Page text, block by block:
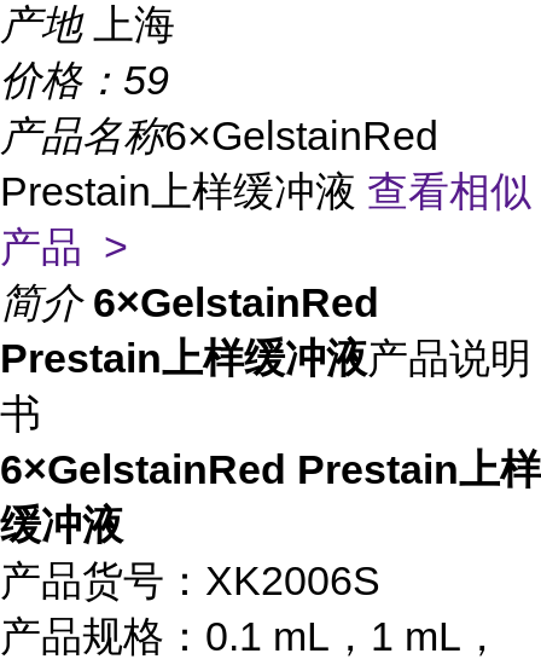
产地
上海
价格： 59
产品名称6×GelstainRed
Prestain上样缓冲液 查看相似
产品 >
简介 6×GelstainRed
Prestain上样缓冲液产品说明
书
6×GelstainRed Prestain上样
缓冲液
产品货号：XK2006S
产品规格：0.1 mL，1 mL，